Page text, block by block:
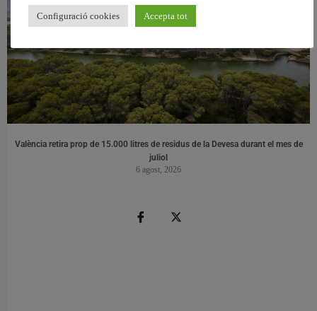
València retira prop de 15.000 litres de residus de la Devesa durant el mes de
juliol
6 agost, 2026
Configuració cookies Accepta tot